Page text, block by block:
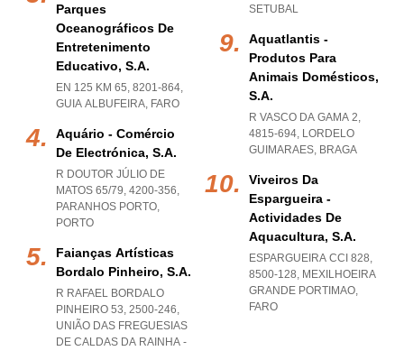
Parques
Oceanográficos De
Entretenimento
Educativo, S.a.
EN 125 KM 65, 8201-864,
GUIA ALBUFEIRA, FARO
Aquário - Comércio
De Electrónica, S.a.
R DOUTOR JÚLIO DE
MATOS 65/79, 4200-356,
PARANHOS PORTO,
PORTO
Faianças Artísticas
Bordalo Pinheiro, S.a.
R RAFAEL BORDALO
PINHEIRO 53, 2500-246,
UNIÃO DAS FREGUESIAS
DE CALDAS DA RAINHA -
SETUBAL
Aquatlantis -
Produtos Para
Animais Domésticos,
S.a.
R VASCO DA GAMA 2,
4815-694, LORDELO
GUIMARAES, BRAGA
Viveiros Da
Espargueira -
Actividades De
Aquacultura, S.a.
ESPARGUEIRA CCI 828,
8500-128, MEXILHOEIRA
GRANDE PORTIMAO,
FARO